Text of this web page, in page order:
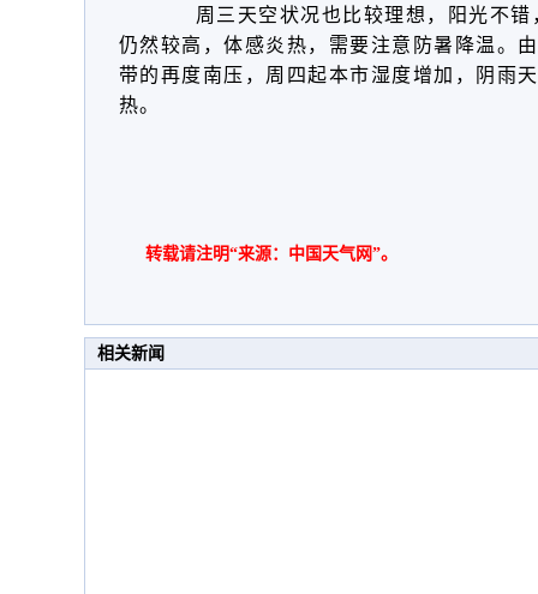
周三天空状况也比较理想，阳光不
仍然较高，体感炎热，需要注意防暑降温。
带的再度南压，周四起本市湿度增加，阴雨
热。
转载请注明“来源：中国天气网”。
相关新闻